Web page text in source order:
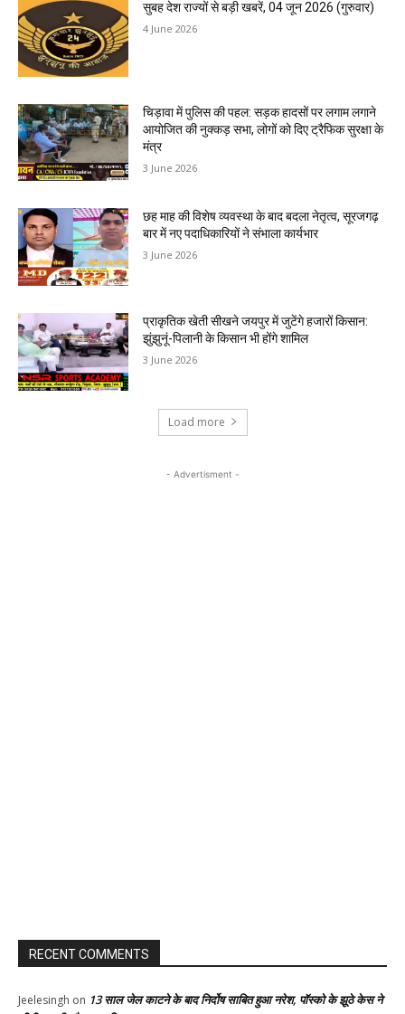
सुबह देश राज्यों से बड़ी खबरें, 04 जून 2026 (गुरुवार)
4 June 2026
चिड़ावा में पुलिस की पहल: सड़क हादसों पर लगाम लगाने
आयोजित की नुक्कड़ सभा, लोगों को दिए ट्रैफिक सुरक्षा के
मंत्र
3 June 2026
छह माह की विशेष व्यवस्था के बाद बदला नेतृत्व, सूरजगढ़
बार में नए पदाधिकारियों ने संभाला कार्यभार
3 June 2026
प्राकृतिक खेती सीखने जयपुर में जुटेंगे हजारों किसान:
झुंझुनूं-पिलानी के किसान भी होंगे शामिल
3 June 2026
Load more
- Advertisment -
RECENT COMMENTS
Jeelesingh on 13 साल जेल काटने के बाद निर्दोष साबित हुआ नरेश, पॉस्को के झूठे केस ने